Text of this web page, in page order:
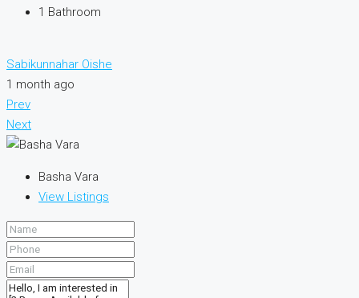
1 Bathroom
Sabikunnahar Oishe
1 month ago
Prev
Next
Basha Vara
View Listings